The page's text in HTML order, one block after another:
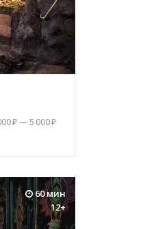
₽ — 5 000 ₽
60 мин
12+